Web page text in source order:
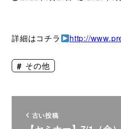
投稿日 更新日
詳細はコチラ http://
その他
古い投稿